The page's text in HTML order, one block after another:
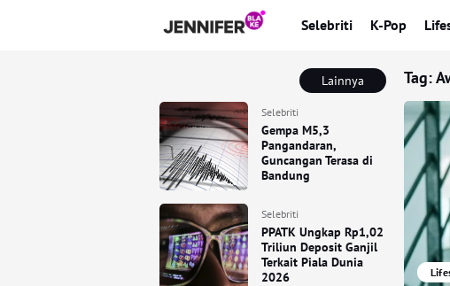
Selebriti K-Pop
Lainnya
Selebriti
Gempa M5,3
Pangandaran,
Guncangan Terasa di
Bandung
Selebriti
PPATK Ungkap Rp1,02
Triliun Deposit Ganjil
Terkait Piala Dunia
2026
Tag: